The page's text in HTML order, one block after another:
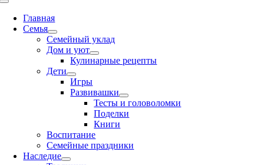
Toggle
NavigationГлавная
Семья
Семейный уклад
Дом и уют
Кулинарные рецепты
Дети
Игры
Развивашки
Тесты и головоломки
Поделки
Книги
Воспитание
Семейные праздники
Наследие